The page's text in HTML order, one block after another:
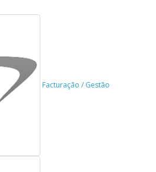
Facturação / Gestão